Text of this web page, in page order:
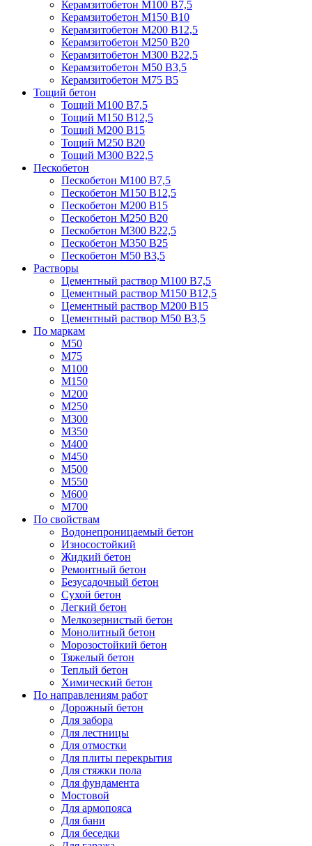
Керамзитобетон М100 В7,5
Керамзитобетон М150 В10
Керамзитобетон М200 В12,5
Керамзитобетон М250 В20
Керамзитобетон М300 В22,5
Керамзитобетон М50 В3,5
Керамзитобетон М75 В5
Тощий бетон
Тощий М100 В7,5
Тощий М150 В12,5
Тощий М200 В15
Тощий М250 В20
Тощий М300 В22,5
Пескобетон
Пескобетон М100 В7,5
Пескобетон М150 В12,5
Пескобетон М200 В15
Пескобетон М250 В20
Пескобетон М300 В22,5
Пескобетон М350 В25
Пескобетон М50 В3,5
Растворы
Цементный раствор М100 В7,5
Цементный раствор М150 В12,5
Цементный раствор М200 В15
Цементный раствор М50 В3,5
По маркам
М50
М75
М100
М150
М200
М250
М300
М350
М400
М450
М500
М550
М600
М700
По свойствам
Водонепроницаемый бетон
Износостойкий
Жидкий бетон
Ремонтный бетон
Безусадочный бетон
Сухой бетон
Легкий бетон
Мелкозернистый бетон
Монолитный бетон
Морозостойкий бетон
Тяжелый бетон
Теплый бетон
Химический бетон
По направлениям работ
Дорожный бетон
Для забора
Для лестницы
Для отмостки
Для плиты перекрытия
Для стяжки пола
Для фундамента
Мостовой
Для армопояса
Для бани
Для беседки